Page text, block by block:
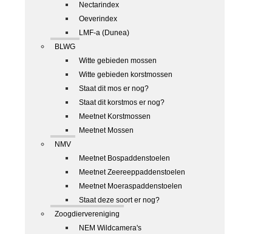
Nectarindex
Oeverindex
LMF-a (Dunea)
BLWG
Witte gebieden mossen
Witte gebieden korstmossen
Staat dit mos er nog?
Staat dit korstmos er nog?
Meetnet Korstmossen
Meetnet Mossen
NMV
Meetnet Bospaddenstoelen
Meetnet Zeereeppaddenstoelen
Meetnet Moeraspaddenstoelen
Staat deze soort er nog?
Zoogdiervereniging
NEM Wildcamera's